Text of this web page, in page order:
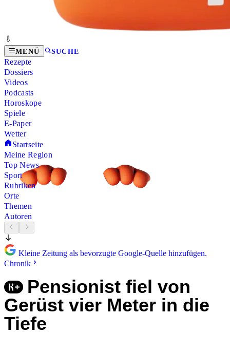
MENÜ SUCHE
Rezepte
Dossiers
Videos
Podcasts
Horoskope
Spiele
E-Paper
Wetter
Startseite
Meine Region
Top News
Sport
Rubriken
Orte
Themen
Autoren
Kleine Zeitung als bevorzugte Google-Quelle hinzufügen.
Chronik
Pensionist fiel von
Gerüst vier Meter in die
Tiefe